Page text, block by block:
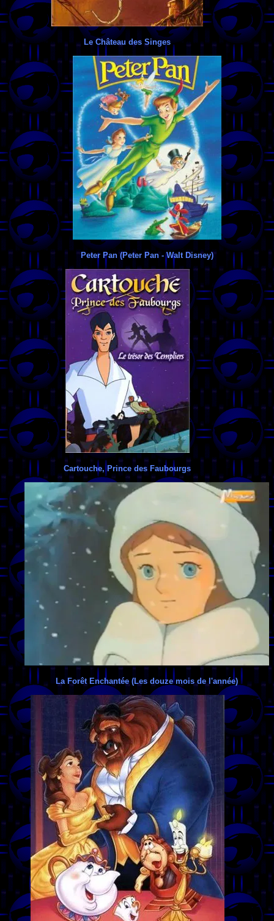
Le Château des Singes
Peter Pan (Peter Pan - Walt Disney)
Cartouche, Prince des Faubourgs
La Forêt Enchantée (Les douze mois de l'année)